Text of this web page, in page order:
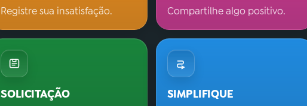
Registre sua insatisfação. Compartilhe algo positivo.
SOLICITAÇÃO SIMPLIFIQUE